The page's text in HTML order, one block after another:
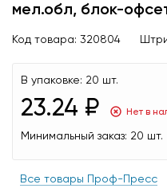
мел.обл, блок-
Код товара: 320804
В упаковке: 20 шт.
23.24 ₽ Нет в
Минимальный заказ: 20 шт.
Все товары Проф-Пресс